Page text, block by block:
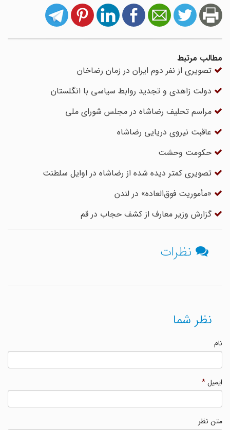
مطالب مرتبط
تصویری از نفر دوم ایران در زمان رضاخان
دولت زاهدی و تجدید روابط سیاسی با انگلستان
مراسم تحلیف رضاشاه در مجلس شورای ملی
عاقبت نیروی دریایی رضاشاه
حکومت وحشت
تصویری کمتر دیده شده از رضاشاه در اوایل سلطنت
«مأموریت فوق‌العاده» در لندن
گزارش وزیر معارف از کشف حجاب در قم
نظرات
نظر شما
ایمیل*
متن نظر